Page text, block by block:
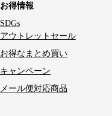
お得情報
SDGs
アウトレットセール
お得なまとめ買い
キャンペーン
メール便対応商品